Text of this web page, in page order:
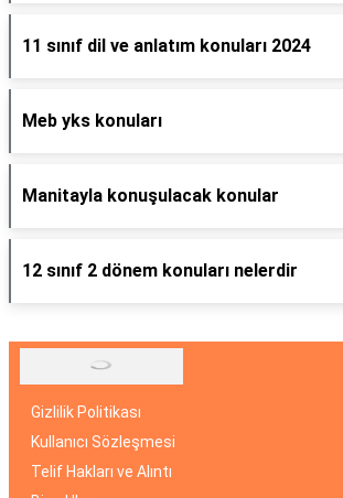
11 sınıf dil ve anlatım konuları 2024
Meb yks konuları
Manitayla konuşulacak konular
12 sınıf 2 dönem konuları nelerdir
Gizlilik Politikası
Kullanıcı Sözleşmesi
Telif Hakları ve Alıntı